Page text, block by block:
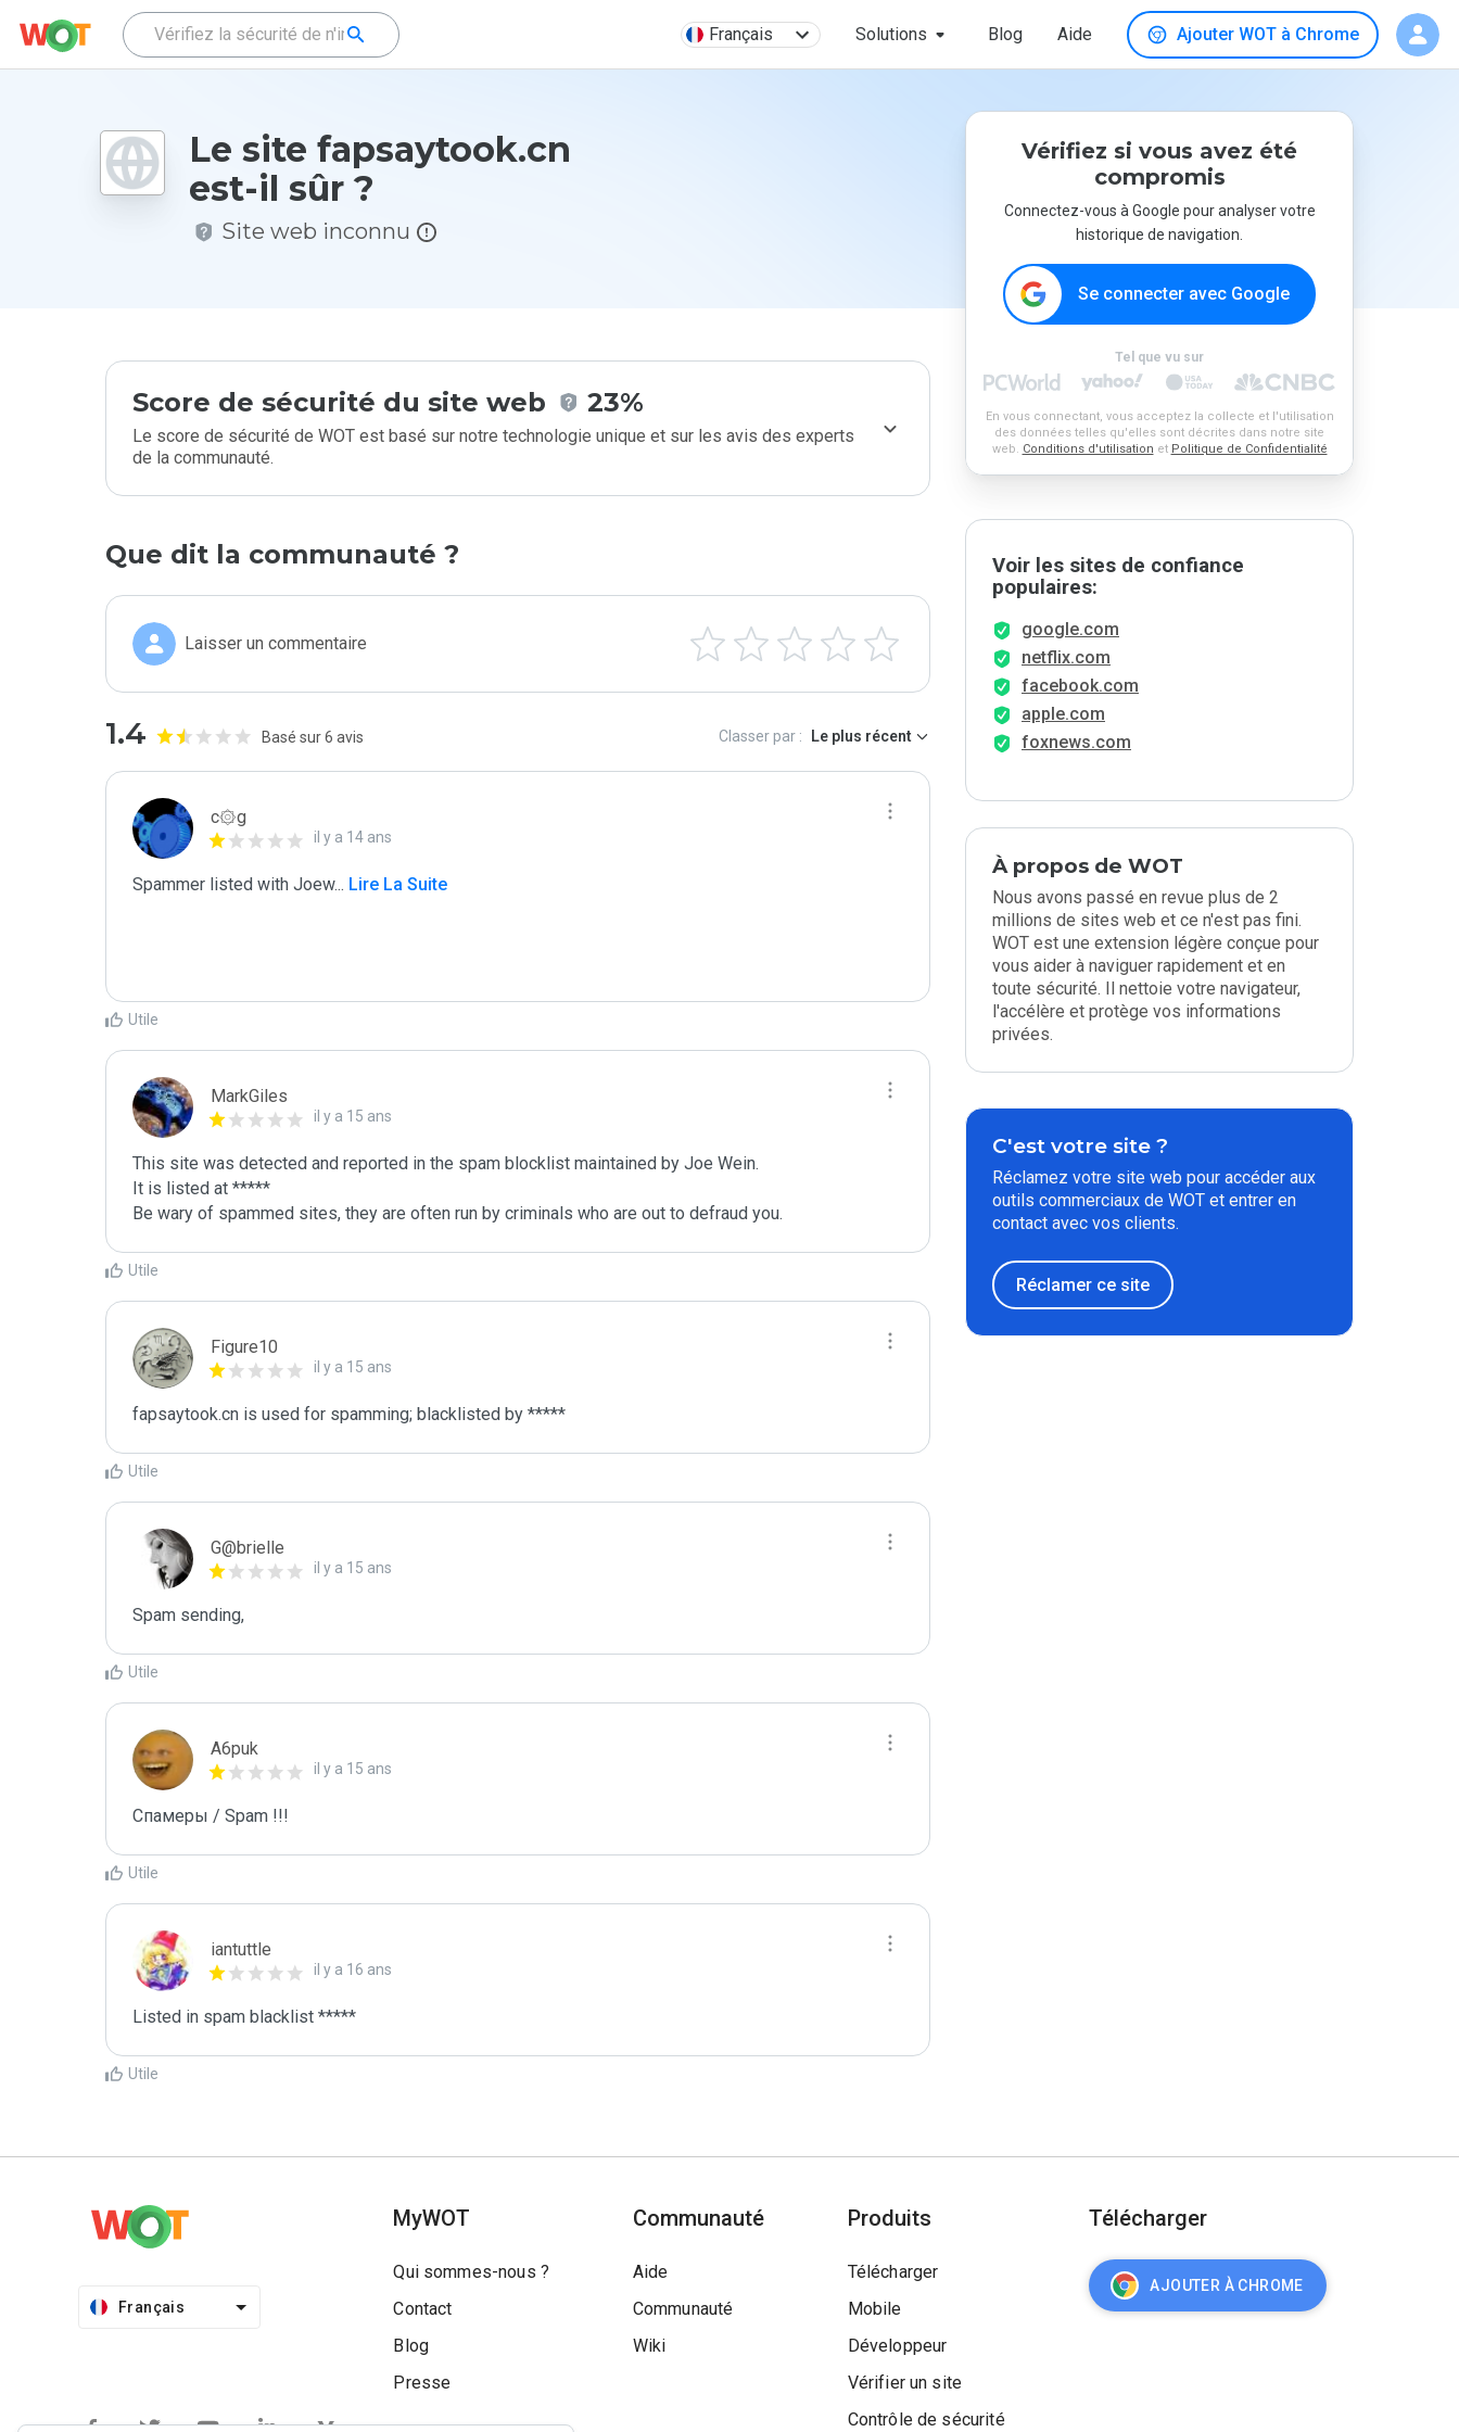
Français Solutions Blog Aide Ajouter WOT à Chrome
Le site fapsaytook.cn
est-il sûr ?
Site web inconnu
Score de sécurité du site web 23%
Le score de sécurité de WOT est basé sur notre technologie unique et sur les avis des experts
de la communauté.
Que dit la communauté ?
Laisser un commentaire
1.4 Basé sur 6 avis Classer par : Le plus récent
c۞g
il y a 14 ans
Spammer listed with Joew... Lire La Suite
Utile
MarkGiles
il y a 15 ans
This site was detected and reported in the spam blocklist maintained by Joe Wein.
It is listed at *****
Be wary of spammed sites, they are often run by criminals who are out to defraud you.
Utile
Figure10
il y a 15 ans
fapsaytook.cn is used for spamming; blacklisted by *****
Utile
G@brielle
il y a 15 ans
Spam sending,
Utile
A6puk
il y a 15 ans
Спамеры / Spam !!!
Utile
iantuttle
il y a 16 ans
Listed in spam blacklist *****
Utile
Vérifiez si vous avez été
compromis
Connectez-vous à Google pour analyser votre
historique de navigation.
Se connecter avec Google
Tel que vu sur
En vous connectant, vous acceptez la collecte et l'utilisation
des données telles qu'elles sont décrites dans notre site
web. Conditions d'utilisation et Politique de Confidentialité
Voir les sites de confiance
populaires:
google.com
netflix.com
facebook.com
apple.com
foxnews.com
À propos de WOT
Nous avons passé en revue plus de 2
millions de sites web et ce n'est pas fini.
WOT est une extension légère conçue pour
vous aider à naviguer rapidement et en
toute sécurité. Il nettoie votre navigateur,
l'accélère et protège vos informations
privées.
C'est votre site ?
Réclamez votre site web pour accéder aux
outils commerciaux de WOT et entrer en
contact avec vos clients.
Réclamer ce site
Français
MyWOT
Qui sommes-nous ?
Contact
Blog
Presse
Communauté
Aide
Communauté
Wiki
Produits
Télécharger
Mobile
Développeur
Vérifier un site
Contrôle de sécurité
Télécharger
AJOUTER À CHROME